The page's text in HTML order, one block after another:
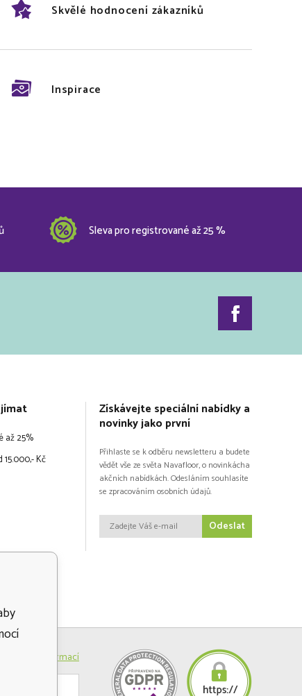
Skvělé hodnocení zákazníků
Inspirace
Sleva pro registrované až 25 %
až 25%
15.000,- Kč
Získávejte speciální nabídky a
novinky jako první
Přihlaste se k odběru newsletteru a budete
vědět vše ze světa Navafloor, o novinkácha
akčních nabídkách. Odesláním souhlasíte
se zpracováním osobních údajů.
Odeslat
Více informací